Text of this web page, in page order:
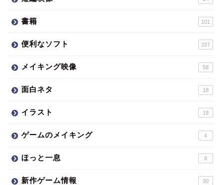
書籍 101
便利なソフト 227
メイキング映像 58
面白ネタ 18
イラスト 19
ゲームのメイキング 4
ほっと一息 8
新作ゲーム情報 30